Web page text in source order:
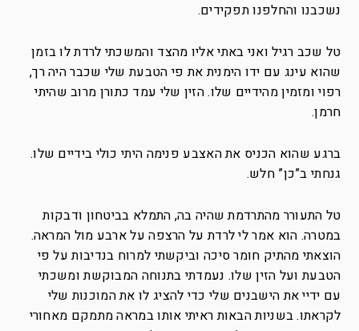
נשכבנו והחלפנו תפקידים.
טל שכב רגיל ואני באתי אליו מהצד והמשכתי לרדת לו בזמן
שהוא עינג עם ידו הימנית את פי הטבעת שלי שכבר היה רך,
רפוי ומזמין מהידיים שלו. הזין שלי עמד כתורן מרוב שהיתי
חרמן.
ברגע שהוא הכניס את האצבע פנימה היתי כולי בידיים שלו.
גנחתי ב”כן” חלש.
טל התעורר מהתרדמת שהיה בה, התמלא בביטחון ודבקות
במטרה. הוא אמר לי לרדת על הרצפה על ארבע מול המראה.
הוצאתי מהתיק חומר סיכה וביקשתי למרוח בנדיבות על פי
הטבעת ועל הזין שלו. נעמדתי בתנוחה המבוקשת ומשכתי
עם ידיי את הישבנים שלי כדי להציג לו את המוכנות שלי
לקראתו. בשניות הבאות ראיתי אותו במראה מתמקם מאחורי